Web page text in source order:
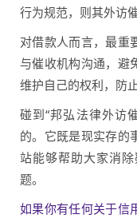
行为规范，则其外访
对借款人而言，最重
与催收机构沟通，避
维护自己的权利，防
碰到“邦弘法律外访
的。它既是现实存的
站能够帮助大家消
题。
如果你有任何关于信